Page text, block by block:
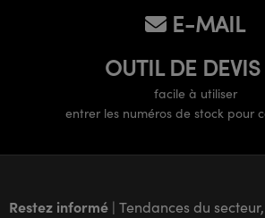
E-MAIL
OUTIL DE DEVIS
facile à utiliser
entrer les numéros de stock pour
Restez informé | Tendances du